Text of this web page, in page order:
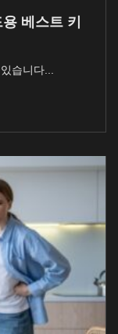
베스트 키
습니다...